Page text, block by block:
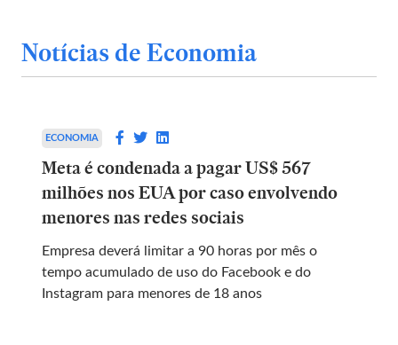
Notícias de Economia
ECONOMIA
Meta é condenada a pagar US$ 567
milhões nos EUA por caso envolvendo
menores nas redes sociais
Empresa deverá limitar a 90 horas por mês o
tempo acumulado de uso do Facebook e do
Instagram para menores de 18 anos